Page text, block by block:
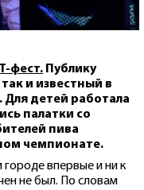
фест. Публику
и известный в
Для детей работала
палатки со
пива
чемпионате.
впервые и ни к
не был. По словам